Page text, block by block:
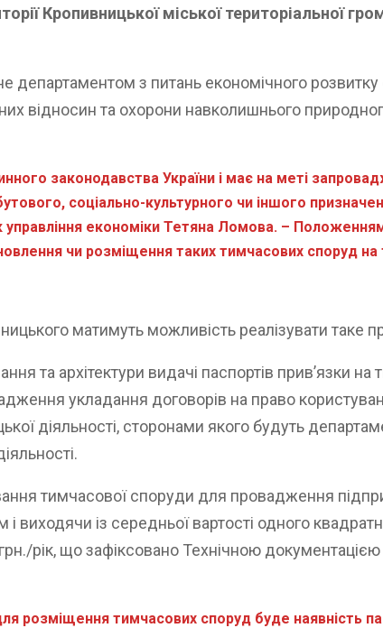
Кропивницької міської територіальної
департаментом з питань економічного розвитку
відносин та охорони навколишнього
законодавства України і має на меті
соціально-культурного чи іншого
управління економіки Тетяна Ломова. –
чи розміщення таких тимчасових споруд на
матимуть можливість реалізувати таке
та архітектури видачі паспортів прив’язки
укладання договорів на право
діяльності, сторонами якого будуть
тимчасової споруди для провадження
із середньої вартості одного
рік, що зафіксовано Технічною документацією
розміщення тимчасових споруд буде наявність